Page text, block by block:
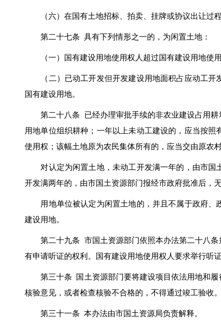
（六）在国有土地招标、拍卖、挂牌或协议出让过
第二十七条 具有下列情形之一的，为闲置土地：
（一）国有建设用地使用权人超过国有建设用地使用
（二）已动工开发但开发建设用地面积占应动工开
国有建设用地。
第二十八条 已经办理审批手续的非农业建设占用耕
用地单位组织耕种；一年以上未动工建设的，应当按
使用权；该幅土地原为农民集体所有的，应当交由原农
对认定为闲置土地，未动工开发满一年的，由市国
开发满两年的，由市国土资源部门报经市政府批准后，
用地单位被认定为闲置土地的，并且不属于政府、
建设用地。
第二十九条 市国土资源部门依照本办法第二十八条
有申请听证的权利。国有建设用地使用权人要求举行听
第三十条 国土资源部门要将建设项目依法用地和履
核验意见，或者检查核验不合格的，不得通过竣工验收
第三十一条 本办法由市国土资源局负责解释。